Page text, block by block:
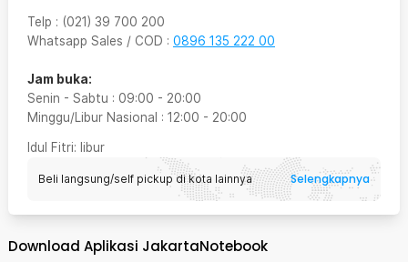
Telp : (021) 39 700 200
Whatsapp Sales / COD : 0896 135 222 00
Jam buka:
Senin - Sabtu : 09:00 - 20:00
Minggu/Libur Nasional : 12:00 - 20:00
Idul Fitri: libur
Beli langsung/self pickup di kota lainnya Selengkapnya
Download Aplikasi JakartaNotebook